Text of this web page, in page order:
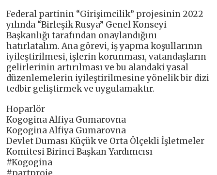
Federal partinin “Girişimcilik” projesinin 2022
yılında “Birleşik Rusya” Genel Konseyi
Başkanlığı tarafından onaylandığını
hatırlatalım. Ana görevi, iş yapma koşullarının
iyileştirilmesi, işlerin korunması, vatandaşların
gelirlerinin artırılması ve bu alandaki yasal
düzenlemelerin iyileştirilmesine yönelik bir dizi
tedbir geliştirmek ve uygulamaktır.
Hoparlör
Kogogina Alfiya Gumarovna
Kogogina Alfiya Gumarovna
Devlet Duması Küçük ve Orta Ölçekli İşletmeler
Komitesi Birinci Başkan Yardımcısı
#Kogogina